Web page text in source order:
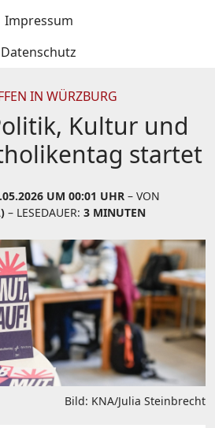
Impressum
Datenschutz
IN WÜRZBURG
Kultur und
startet
UM 00:01 UHR – VON
– LESEDAUER: 3 MINUTEN
Bild: KNA/Julia Steinbrecht